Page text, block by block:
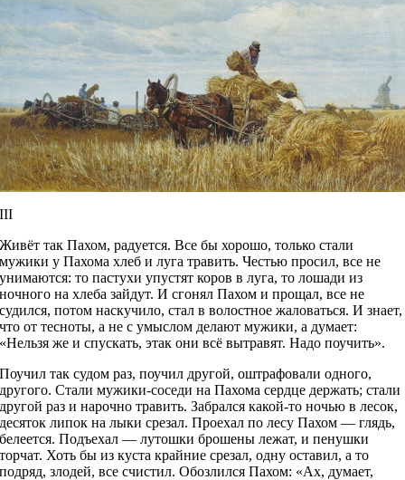
III
Живёт так Пахом, радуется. Все бы хорошо, только стали
мужики у Пахома хлеб и луга травить. Честью просил, все не
унимаются: то пастухи упустят коров в луга, то лошади из
ночного на хлеба зайдут. И сгонял Пахом и прощал, все не
судился, потом наскучило, стал в волостное жаловаться. И знает,
что от тесноты, а не с умыслом делают мужики, а думает:
«Нельзя же и спускать, этак они всё вытравят. Надо поучить».
Поучил так судом раз, поучил другой, оштрафовали одного,
другого. Стали мужики-соседи на Пахома сердце держать; стали
другой раз и нарочно травить. Забрался какой-то ночью в лесок,
десяток липок на лыки срезал. Проехал по лесу Пахом — глядь,
белеется. Подъехал — лутошки брошены лежат, и пенушки
торчат. Хоть бы из куста крайние срезал, одну оставил, а то
подряд, злодей, все счистил. Обозлился Пахом: «Ах, думает,